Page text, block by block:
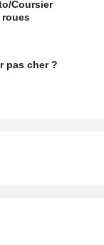
Coursier
pas cher ?